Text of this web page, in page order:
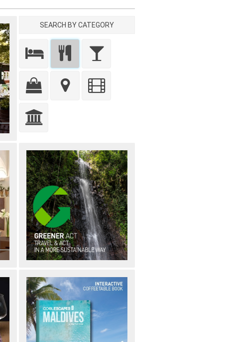
SEARCH BY CATEGORY